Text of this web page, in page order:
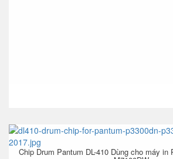
Chip Drum Pantum DL-410 Dùng cho máy in